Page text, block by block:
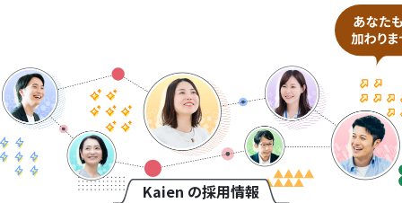
e
n
Kaien の採用情報